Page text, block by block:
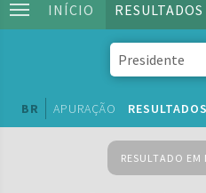
INÍCIO RESULTADOS
BR APURAÇÃO RESULTADOS
RESULTADO EM